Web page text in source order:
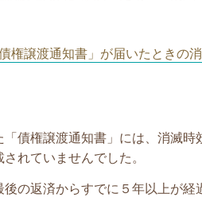
権譲渡通知書」が届いたときの
「債権譲渡通知書」 には、 消滅時
れていませんでした。
の返済からすでに５年以上が経